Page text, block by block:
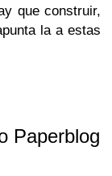
que construir,
la a estas